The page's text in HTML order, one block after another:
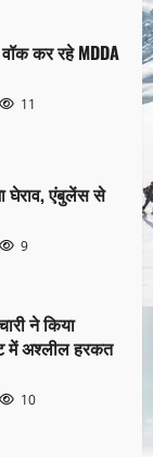
कर रहे MDDA
11
घेराव, एंबुलेंस से
9
ने किया
में अश्लील हरकत
10